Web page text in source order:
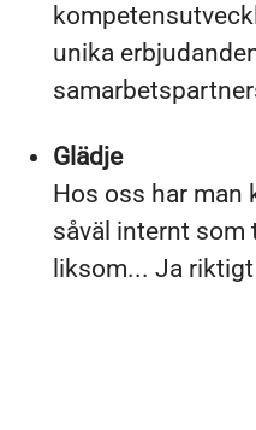
unika
Glädje
Hos oss har man
såväl internt som
liksom... Ja